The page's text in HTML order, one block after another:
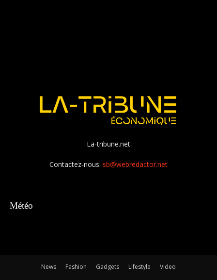
La-tribune.net
Contactez-nous: sb@webredactor.net
Météo
News Fashion Gadgets Lifestyle Video